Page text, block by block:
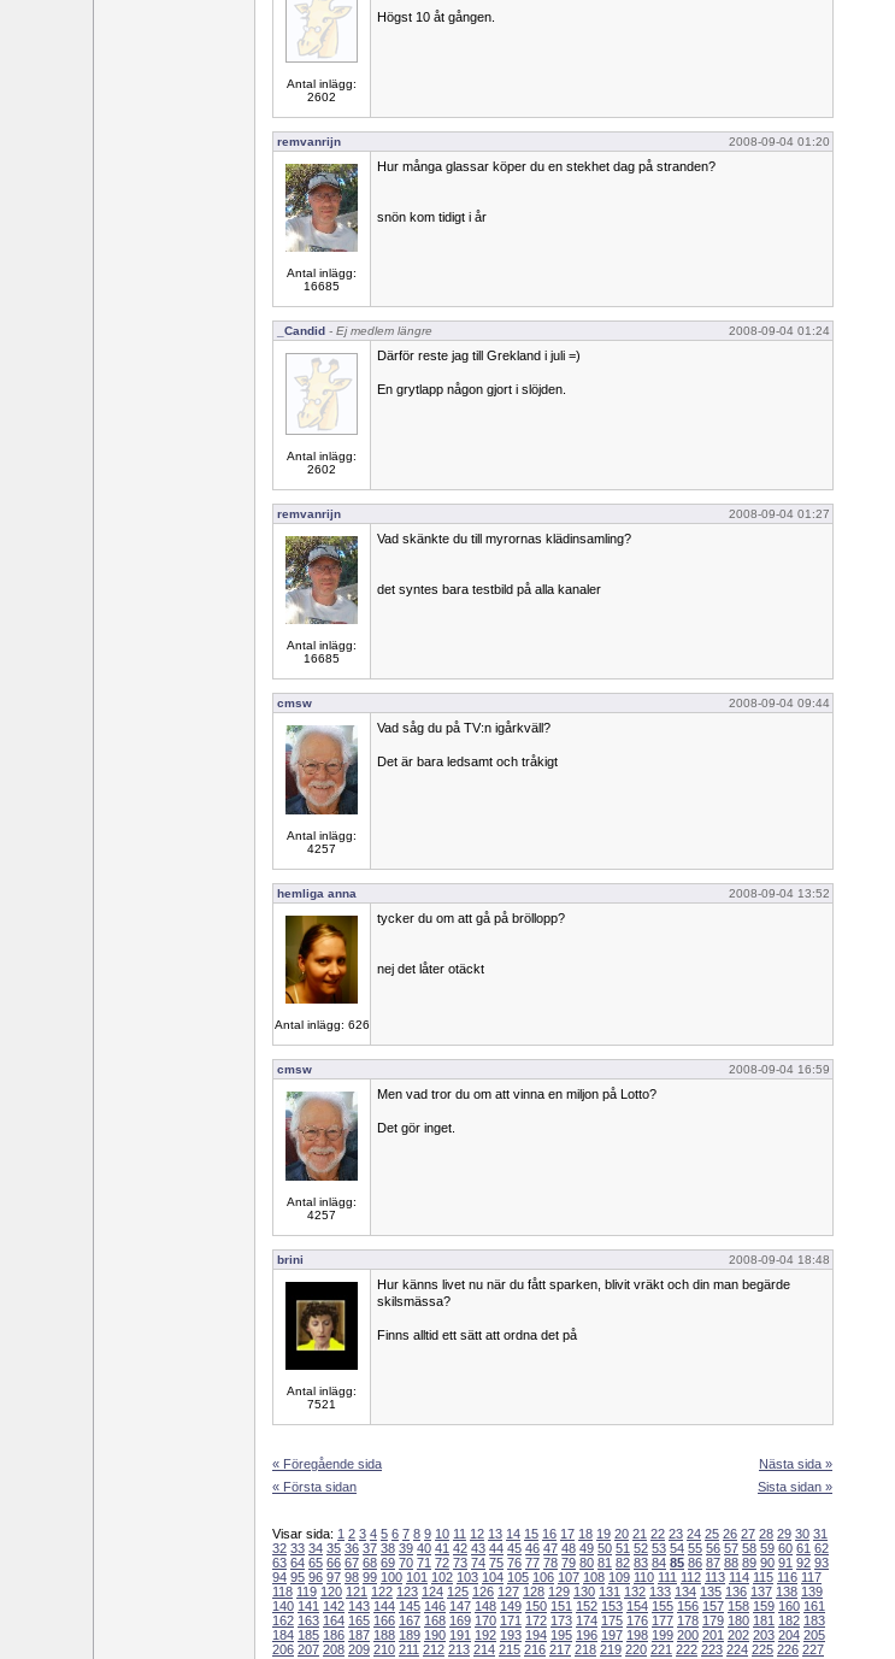
Antal inlägg:
2602
Högst 10 åt gången.
remvanrijn 2008-09-04 01:20
Antal inlägg:
16685
Hur många glassar köper du en stekhet dag på stranden?
snön kom tidigt i år
_Candid - Ej medlem längre 2008-09-04 01:24
Antal inlägg:
2602
Därför reste jag till Grekland i juli =)
En grytlapp någon gjort i slöjden.
remvanrijn 2008-09-04 01:27
Antal inlägg:
16685
Vad skänkte du till myrornas klädinsamling?
det syntes bara testbild på alla kanaler
cmsw 2008-09-04 09:44
Antal inlägg:
4257
Vad såg du på TV:n igårkväll?
Det är bara ledsamt och tråkigt
hemliga anna 2008-09-04 13:52
Antal inlägg: 626
tycker du om att gå på bröllopp?
nej det låter otäckt
cmsw 2008-09-04 16:59
Antal inlägg:
4257
Men vad tror du om att vinna en miljon på Lotto?
Det gör inget.
brini 2008-09-04 18:48
Antal inlägg:
7521
Hur känns livet nu när du fått sparken, blivit vräkt och din man begärde
skilsmässa?
Finns alltid ett sätt att ordna det på
« Föregående sida
« Första sidan
Nästa sida »
Sista sidan »
Visar sida: 1 2 3 4 5 6 7 8 9 10 11 12 13 14 15 16 17 18 19 20 21 22 23 24 25 26 27 28 29 30 31
32 33 34 35 36 37 38 39 40 41 42 43 44 45 46 47 48 49 50 51 52 53 54 55 56 57 58 59 60 61 62
63 64 65 66 67 68 69 70 71 72 73 74 75 76 77 78 79 80 81 82 83 84 85 86 87 88 89 90 91 92 93
94 95 96 97 98 99 100 101 102 103 104 105 106 107 108 109 110 111 112 113 114 115 116 117
118 119 120 121 122 123 124 125 126 127 128 129 130 131 132 133 134 135 136 137 138 139
140 141 142 143 144 145 146 147 148 149 150 151 152 153 154 155 156 157 158 159 160 161
162 163 164 165 166 167 168 169 170 171 172 173 174 175 176 177 178 179 180 181 182 183
184 185 186 187 188 189 190 191 192 193 194 195 196 197 198 199 200 201 202 203 204 205
206 207 208 209 210 211 212 213 214 215 216 217 218 219 220 221 222 223 224 225 226 227